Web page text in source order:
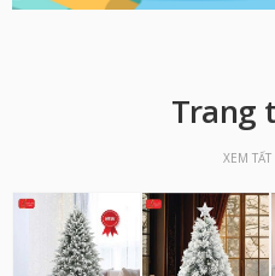
Trang
XEM TẤT